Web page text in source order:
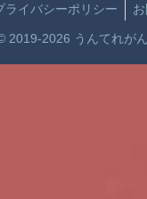
ライバシーポリシー
2019-2026 うんてれがん.